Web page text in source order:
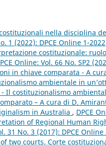
nella disciplina
1 (2022): DPCE Online 1-2022
costituzionale:
Online: Vol. 66 No. SP2
in chiave comparata - A
ambientale in
- Il costituzionalismo
– A cura di D.
in Australia , DPCE
of Regional Human
31 No. 3 (2017): DPCE Online
two courts. Corte